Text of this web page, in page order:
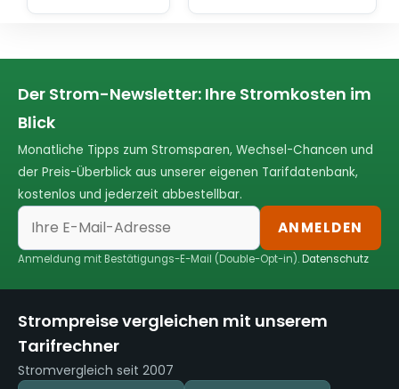
Der Strom-Newsletter: Ihre Stromkosten im
Blick
Monatliche Tipps zum Stromsparen, Wechsel-Chancen und
der Preis-Überblick aus unserer eigenen Tarifdatenbank,
kostenlos und jederzeit abbestellbar.
ANMELDEN
Anmeldung mit Bestätigungs-E-Mail (Double-Opt-in).Datenschutz
Strompreise vergleichen mit unserem
Tarifrechner
Stromvergleich seit 2007